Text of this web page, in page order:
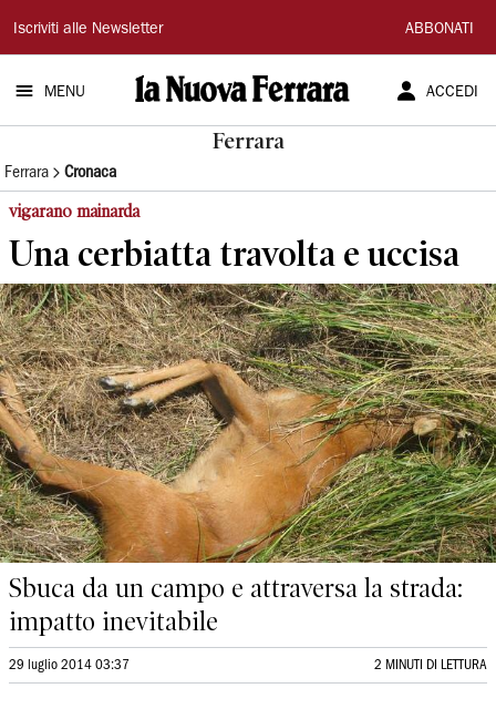
La
Nuova
Ferrara
Iscriviti alle Newsletter ABBONATI
MENU ACCEDI
Ferrara
Ferrara Cronaca
vigarano mainarda
Una cerbiatta travolta e uccisa
Sbuca da un campo e attraversa la strada:
impatto inevitabile
29 luglio 2014 03:37 2 MINUTI DI LETTURA